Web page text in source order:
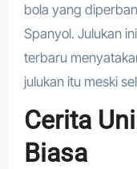
bola yang
Spanyol. Julukan
terbaru
julukan itu meski
Cerita
Biasa